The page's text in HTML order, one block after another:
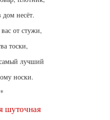
дом несёт.
от стужи,
тоски,
лучший
носки.
шуточная